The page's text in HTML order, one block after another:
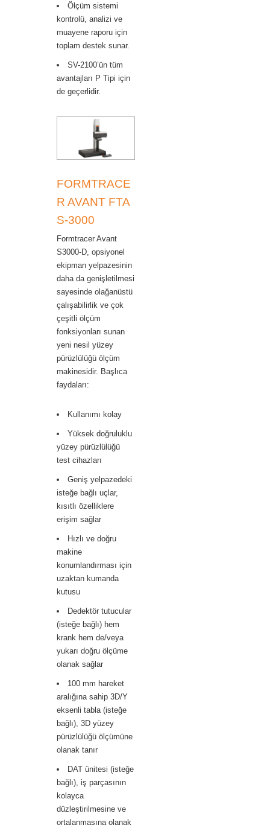
Ölçüm sistemi
kontrolü, analizi ve
muayene raporu için
toplam destek sunar.
SV-2100’ün tüm
avantajları P Tipi için
de geçerlidir.
FORMTRACE
R AVANT FTA
S-3000
Formtracer Avant
S3000-D, opsiyonel
ekipman yelpazesinin
daha da genişletilmesi
sayesinde olağanüstü
çalışabilirlik ve çok
çeşitli ölçüm
fonksiyonları sunan
yeni nesil yüzey
pürüzlülüğü ölçüm
makinesidir. Başlıca
faydaları:
Kullanımı kolay
Yüksek doğruluklu
yüzey pürüzlülüğü
test cihazları
Geniş yelpazedeki
isteğe bağlı uçlar,
kısıtlı özelliklere
erişim sağlar
Hızlı ve doğru
makine
konumlandırması için
uzaktan kumanda
kutusu
Dedektör tutucular
(isteğe bağlı) hem
krank hem de/veya
yukarı doğru ölçüme
olanak sağlar
100 mm hareket
aralığına sahip 3D/Y
eksenli tabla (isteğe
bağlı), 3D yüzey
pürüzlülüğü ölçümüne
olanak tanır
DAT ünitesi (isteğe
bağlı), iş parçasının
kolayca
düzleştirilmesine ve
ortalanmasına olanak